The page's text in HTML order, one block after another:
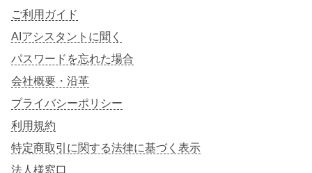
ご利用ガイド
AIアシスタントに聞く
パスワードを忘れた場合
会社概要・沿革
プライバシーポリシー
利用規約
特定商取引に関する法律に基づく表示
法人様窓口